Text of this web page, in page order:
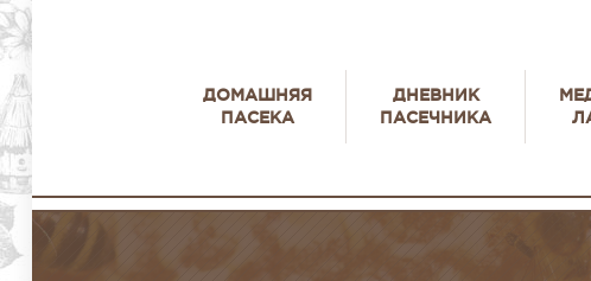
ДОМАШНЯЯ
ПАСЕКА
ДНЕВНИК
ПАСЕЧНИКА